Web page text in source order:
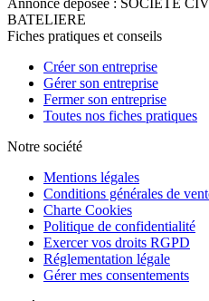
BATELIERE
Fiches pratiques et conseils
Créer son entreprise
Gérer son entreprise
Fermer son entreprise
Toutes nos fiches pratiques
Notre société
Mentions légales
Conditions générales de
Charte Cookies
Politique de confidentialité
Exercer vos droits RGPD
Réglementation légale
Gérer mes consentements